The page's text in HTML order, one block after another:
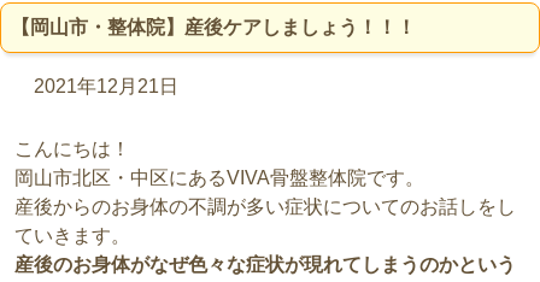
【岡山市・整体院】産後ケアしましょう！！！
2021年12月21日
こんにちは！
岡山市北区・中区にあるVIVA骨盤整体院です。
産後からのお身体の不調が多い症状についてのお話しをし
ていきます。
産後のお身体がなぜ色々な症状が現れてしまうのかという